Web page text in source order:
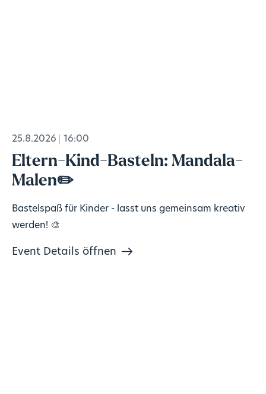
25.8.2026 16:00
Eltern-Kind-Basteln: Mandala-
Malen✏️
Bastelspaß für Kinder - lasst uns gemeinsam kreativ
werden! 🎨
Event Details öffnen